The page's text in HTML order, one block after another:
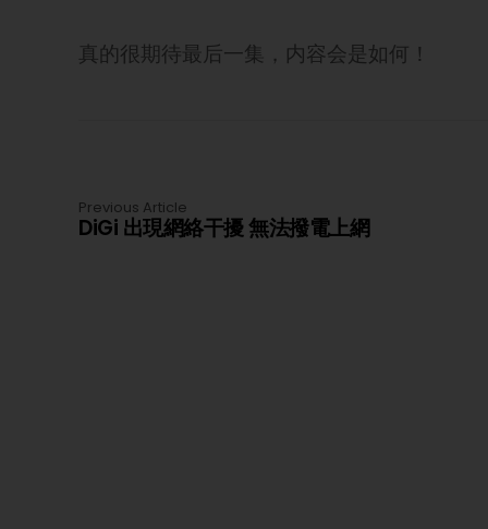
真的很期待最后一集，内容会是如何！
Previous Article
DiGi 出現網絡干擾 無法撥電上網